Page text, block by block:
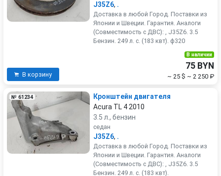
J35Z6, .
Доставка в любой Город. Поставки из
Японии и Швеции. Гарантия. Аналоги
(Совместимость с ДВС): , J35Z6. 3.5
Бензин. 249 л. с. (183 квт). ф320
В корзину
В наличии
75 BYN
~ 25 $ ~ 2 250 ₽
№ 61234
Кронштейн двигателя
Acura TL 4 2010
3.5 л., бензин
седан
J35Z6, .
Доставка в любой Город. Поставки из
Японии и Швеции. Гарантия. Аналоги
(Совместимость с ДВС): , J35Z6. 3.5
Бензин. 249 л. с. (183 квт).